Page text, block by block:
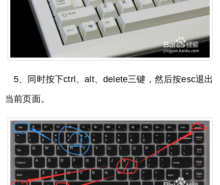
5、同时按下ctrl、alt、delete三键，然后按esc退出
当前页面。